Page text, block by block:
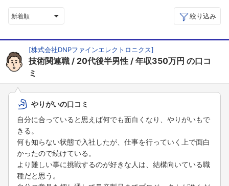
新着順 絞り込み
[株式会社DNPファインエレクトロニクス]
技術関連職 20代後半男性 年収350万円 の口コ
ミ
やりがいの口コミ
自分に合っていると思えば何でも面白くなり、やりがいもで
きる。
何も知らない状態で入社したが、仕事を行っていく上で面白
かったので続けている。
より難しい事に挑戦するのが好きな人は、結構向いている職
種だと思う。